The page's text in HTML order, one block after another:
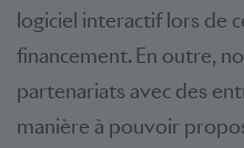
logiciel interactif lors de
financement. En outre,
partenariats avec des
manière à pouvoir